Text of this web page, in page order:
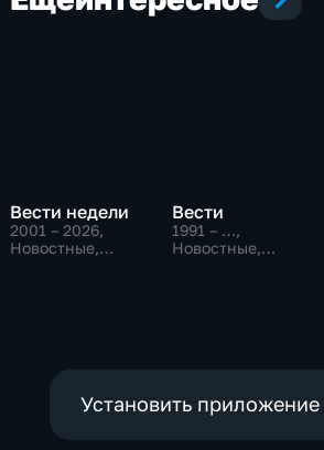
Вести недели
2001 – 2026,
Новостные,
Вести
1991 – …,
Новостные,
Установить